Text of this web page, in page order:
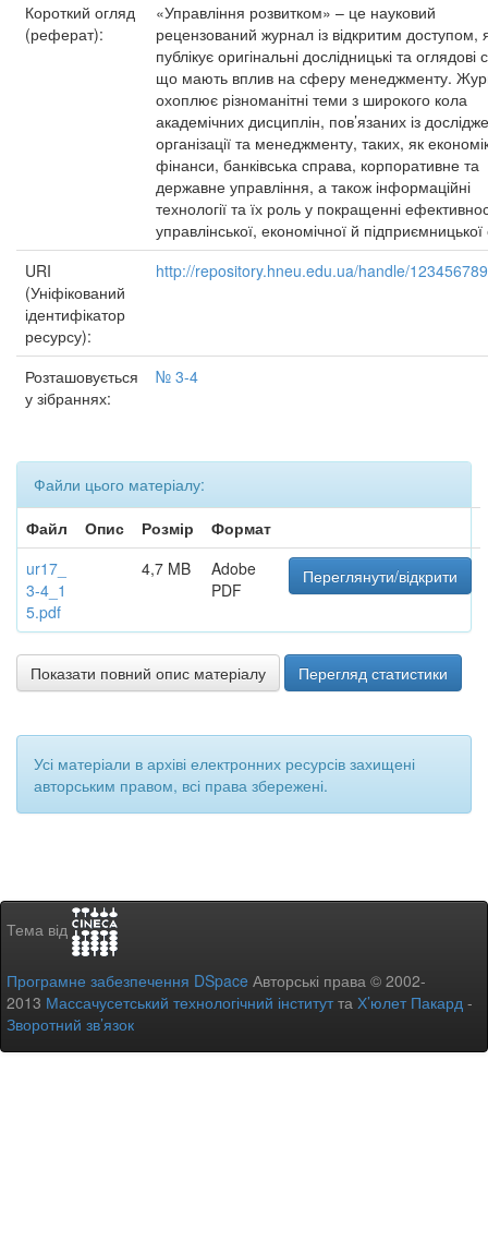
Короткий огляд
(реферат):
«Управління розвитком» – це науковий
рецензований журнал із відкритим доступом,
публікує оригінальні дослідницькі та оглядові
що мають вплив на сферу менеджменту.
охоплює різноманітні теми з широкого кола
академічних дисциплін, пов’язаних із
організації та менеджменту, таких, як
фінанси, банківська справа, корпоративне та
державне управління, а також інформаційні
технології та їх роль у покращенні
управлінської, економічної й
URI
(Уніфікований
ідентифікатор
ресурсу):
http://repository.hneu.edu.ua/handle/
Розташовується
у зібраннях:
№ 3-4
Файли цього матеріалу:
Файл
Опис Розмір
Формат
ur17_
3-4_1
5.pdf
4,7 MB
Adobe
PDF
Переглянути/відкрити
Показати повний опис матеріалу Перегляд статистики
Усі матеріали в архіві електронних ресурсів захищені
авторським правом, всі права збережені.
Тема від
Програмне забезпечення DSpace Авторські права © 2002-
2013 Массачусетський технологічний інститутта Х’юлет Пакард -
Зворотний зв’язок